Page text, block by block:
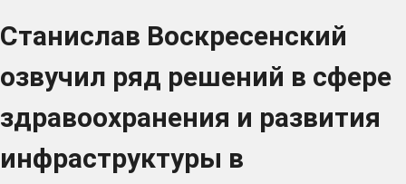
Станислав Воскресенский
озвучил ряд решений в сфере
здравоохранения и развития
инфраструктуры в